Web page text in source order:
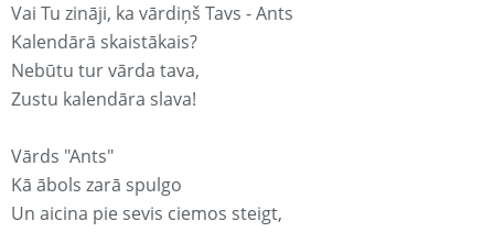
Vai Tu zināji, ka vārdiņš Tavs - Ants
Kalendārā skaistākais?
Nebūtu tur vārda tava,
Zustu kalendāra slava!
Vārds "Ants"
Kā ābols zarā spulgo
Un aicina pie sevis ciemos steigt,